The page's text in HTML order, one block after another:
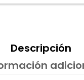
Descripción